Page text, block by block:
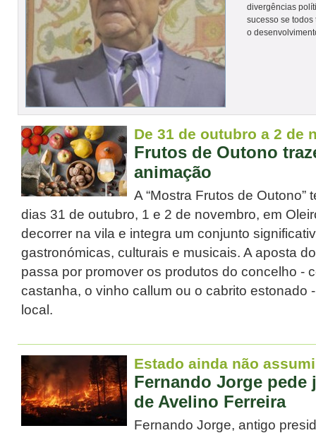
divergências
sucesso se
o
De 31 de outubro a 2 de
Frutos de Outono
animação
A “Mostra Frutos de Outono”
dias 31 de outubro, 1 e 2 de novembro, em
decorrer na vila e integra um conjunto
gastronómicas, culturais e musicais. A aposta
passa por promover os produtos do concelho -
castanha, o vinho callum ou o cabrito estonado
local.
Estado ainda não
Fernando Jorge pede
de Avelino Ferreira
Fernando Jorge, antigo